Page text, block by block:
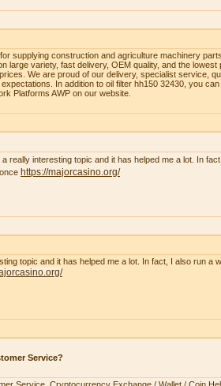
supplying construction and agriculture machinery
large variety, fast delivery, OEM quality, and the
We are proud of our delivery, specialist service,
In addition to oil filter hh150 32430, you
Platforms AWP on our website.
really interesting topic and it has helped me a lot. In
https://majorcasino.org/
topic and it has helped me a lot. In fact, I also run a
Service?